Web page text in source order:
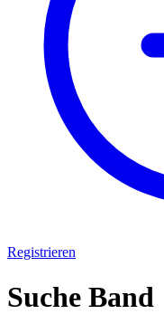
Registrieren
Suche Band